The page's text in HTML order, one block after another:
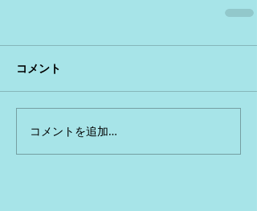
コメント
コメントを追加…